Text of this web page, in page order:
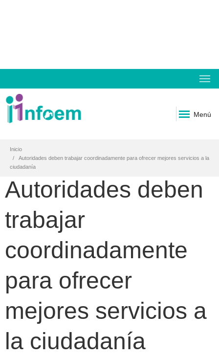
Menú
Inicio
Autoridades deben trabajar coordinadamente para ofrecer mejores servicios a la
ciudadanía
Autoridades deben
trabajar
coordinadamente
para ofrecer
mejores servicios a
la ciudadanía